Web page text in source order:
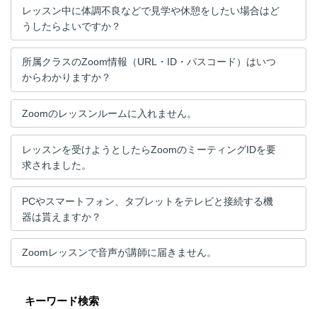
レッスン中に体調不良などで見学や休憩をしたい場合はど
うしたらよいですか？
所属クラスのZoom情報（URL・ID・パスコード）はいつ
からわかりますか？
Zoomのレッスンルームに入れません。
レッスンを受けようとしたらZoomのミーティングIDを要
求されました。
PCやスマートフォン、タブレットをテレビと接続する機
器は貰えますか？
Zoomレッスンで音声が講師に届きません。
キーワード検索